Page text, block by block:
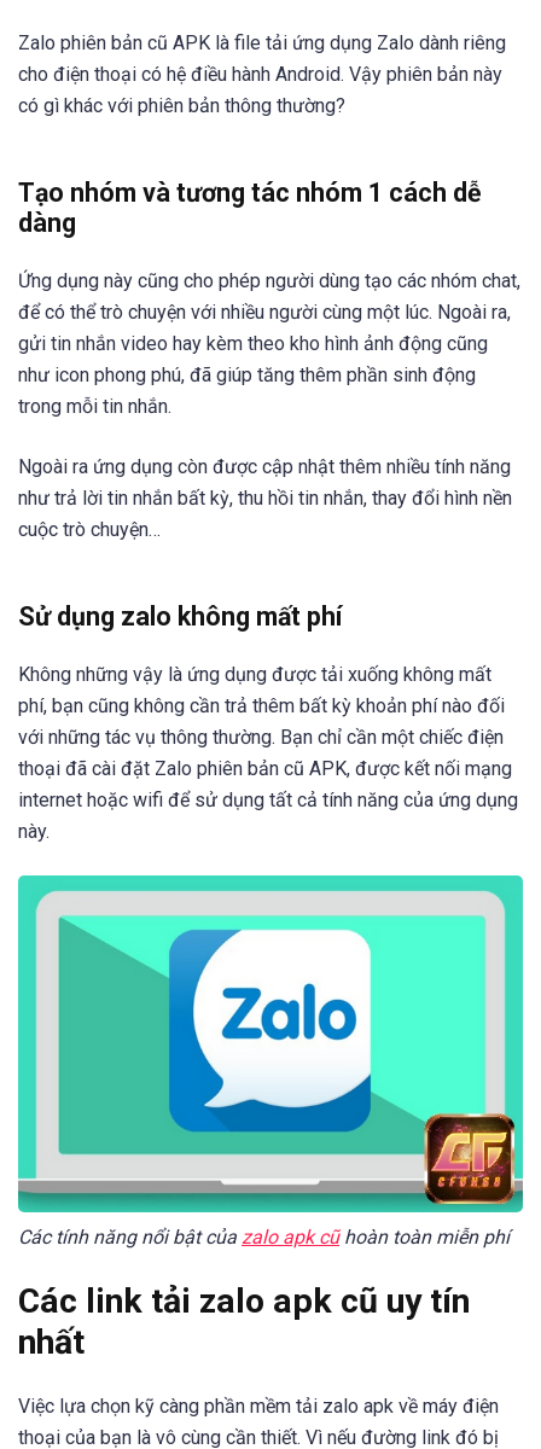
Zalo phiên bản cũ APK là file tải ứng dụng Zalo dành riêng
cho điện thoại có hệ điều hành Android. Vậy phiên bản này
có gì khác với phiên bản thông thường?
Tạo nhóm và tương tác nhóm 1 cách dễ
dàng
Ứng dụng này cũng cho phép người dùng tạo các nhóm chat,
để có thể trò chuyện với nhiều người cùng một lúc. Ngoài ra,
gửi tin nhắn video hay kèm theo kho hình ảnh động cũng
như icon phong phú, đã giúp tăng thêm phần sinh động
trong mỗi tin nhắn.
Ngoài ra ứng dụng còn được cập nhật thêm nhiều tính năng
như trả lời tin nhắn bất kỳ, thu hồi tin nhắn, thay đổi hình nền
cuộc trò chuyện…
Sử dụng zalo không mất phí
Không những vậy là ứng dụng được tải xuống không mất
phí, bạn cũng không cần trả thêm bất kỳ khoản phí nào đối
với những tác vụ thông thường. Bạn chỉ cần một chiếc điện
thoại đã cài đặt Zalo phiên bản cũ APK, được kết nối mạng
internet hoặc wifi để sử dụng tất cả tính năng của ứng dụng
này.
Các tính năng nổi bật của zalo apk cũhoàn toàn miễn phí
Các link tải zalo apk cũ uy tín
nhất
Việc lựa chọn kỹ càng phần mềm tải zalo apk về máy điện
thoại của bạn là vô cùng cần thiết. Vì nếu đường link đó bị